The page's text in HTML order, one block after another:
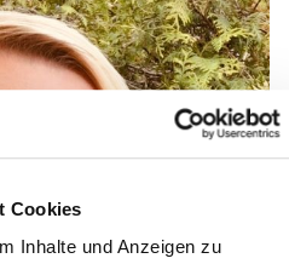
Cookies
Inhalte und Anzeigen zu